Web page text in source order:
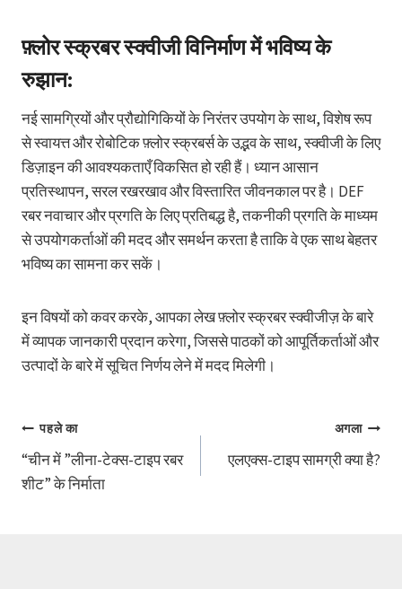
फ़्लोर स्क्रबर स्क्वीजी विनिर्माण में भविष्य के
रुझान:
नई सामग्रियों और प्रौद्योगिकियों के निरंतर उपयोग के साथ, विशेष रूप
से स्वायत्त और रोबोटिक फ़्लोर स्क्रबर्स के उद्भव के साथ, स्क्वीजी के लिए
डिज़ाइन की आवश्यकताएँ विकसित हो रही हैं। ध्यान आसान
प्रतिस्थापन, सरल रखरखाव और विस्तारित जीवनकाल पर है। DEF
रबर नवाचार और प्रगति के लिए प्रतिबद्ध है, तकनीकी प्रगति के माध्यम
से उपयोगकर्ताओं की मदद और समर्थन करता है ताकि वे एक साथ बेहतर
भविष्य का सामना कर सकें।
इन विषयों को कवर करके, आपका लेख फ़्लोर स्क्रबर स्क्वीजीज़ के बारे
में व्यापक जानकारी प्रदान करेगा, जिससे पाठकों को आपूर्तिकर्ताओं और
उत्पादों के बारे में सूचित निर्णय लेने में मदद मिलेगी।
पोस्ट
नेविगेशन
पहले का
“चीन में ”लीना-टेक्स-टाइप रबर
शीट” के निर्माता
अगला
एलएक्स-टाइप सामग्री क्या है?